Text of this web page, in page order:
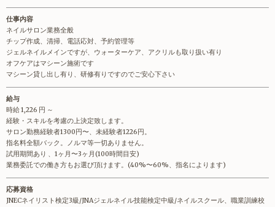
仕事内容
ネイルサロン業務全般
チップ作成、清掃、電話応対、予約管理等
ジェルネイルメインですが、ウォーターケア、アクリルも取り扱い有り
オフケアはマシーン施術です
マシーン貸し出し有り、研修有りですのでご安心下さい
給与
時給 1,226 円 ～
経験・スキルを考慮の上決定致します。
サロン勤務経験者1300円〜、未経験者1226円。
指名料全額バック。ノルマ等一切ありません。
試用期間あり 、1ヶ月〜3ヶ月(100時間目安)
業務委託での働き方もお選び頂けます。(40%〜60%、指名によります)
応募資格
JNECネイリスト検定3級/JNAジェルネイル技能検定中級/ネイルスクール、職業訓練校